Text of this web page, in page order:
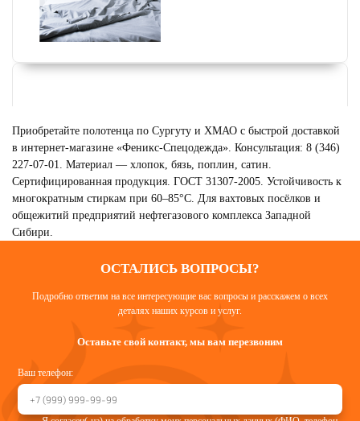
МАТРАСЫ
Смотреть
Приобретайте полотенца по Сургуту и ХМАО с быстрой доставкой
в интернет-магазине «Феникс-Спецодежда». Консультация: 8 (346)
227-07-01. Материал — хлопок, бязь, поплин, сатин.
Сертифицированная продукция. ГОСТ 31307-2005. Устойчивость к
многократным стиркам при 60–85°C. Для вахтовых посёлков и
общежитий предприятий нефтегазового комплекса Западной
Сибири.
ОСТАЛИСЬ ВОПРОСЫ?
Подробно ответим на все интересующие вас вопросы и расскажем о всех
деталях наших курсов и услуг.
Оставьте свой контакт, мы вам перезвоним
Ваш телефон: